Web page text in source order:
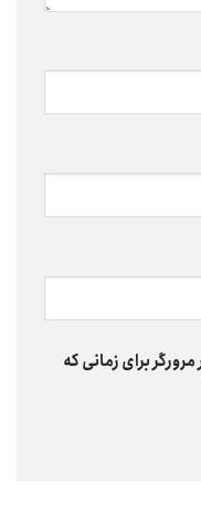
برای زمانی که